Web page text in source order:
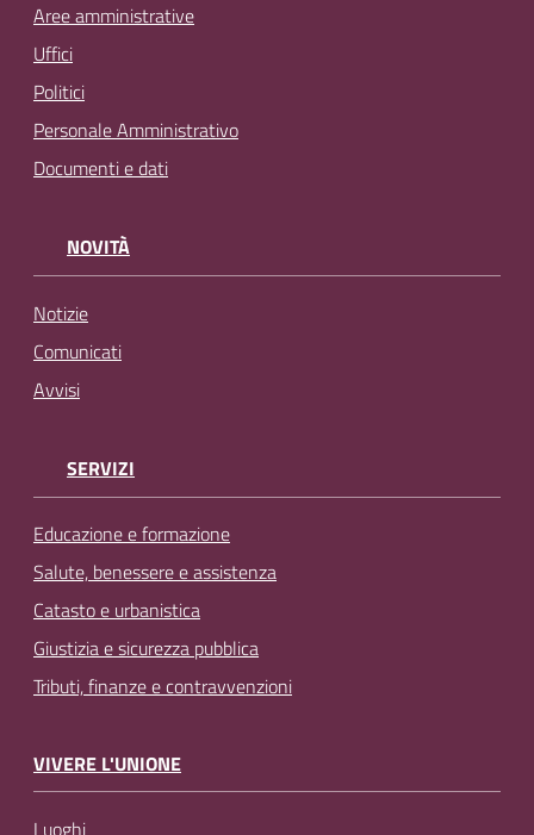
Aree amministrative
Uffici
Politici
Personale Amministrativo
Documenti e dati
NOVITÀ
Notizie
Comunicati
Avvisi
SERVIZI
Educazione e formazione
Salute, benessere e assistenza
Catasto e urbanistica
Giustizia e sicurezza pubblica
Tributi, finanze e contravvenzioni
VIVERE L'UNIONE
Luoghi